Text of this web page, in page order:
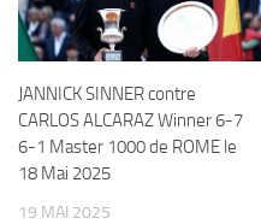
JANNICK SINNER contre
CARLOS ALCARAZ Winner 6-7
6-1 Master 1000 de ROME le
18 Mai 2025
19 MAI 2025